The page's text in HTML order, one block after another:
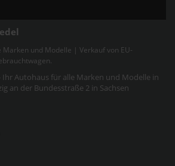
und Modelle | Verkauf von EU-
Ihr Autohaus für alle Marken und Modelle in
an der Bundesstraße 2 in Sachsen